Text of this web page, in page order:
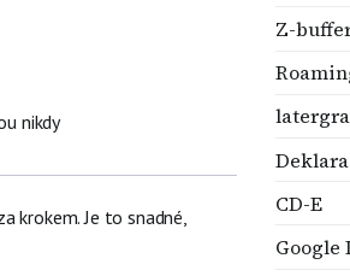
nikdy
krokem. Je to snadné,
Z-
CD-E
Google